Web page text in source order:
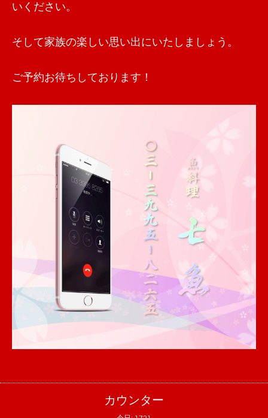
いください。
そして家族の楽しい思い出にいたしましょう。
ご予約お待ちしております！
カウンター